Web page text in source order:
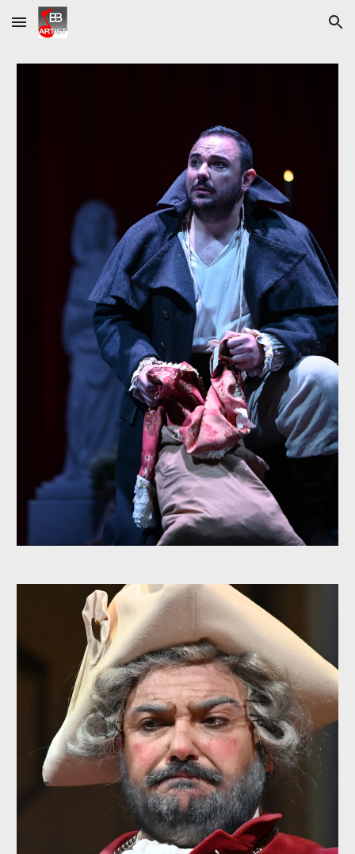
Skip to main content Skip to navigation